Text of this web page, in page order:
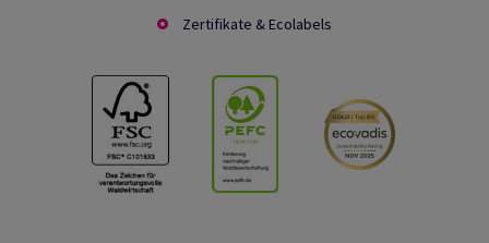
Zertifikate & Ecolabels